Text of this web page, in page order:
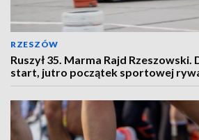
RZESZÓW
Ruszył 35. Marma Rajd
start, jutro początek sportowej